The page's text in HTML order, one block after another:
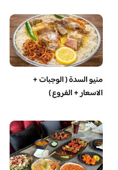
منيو السدة ( الوجبات +
الاسعار + الفروع )